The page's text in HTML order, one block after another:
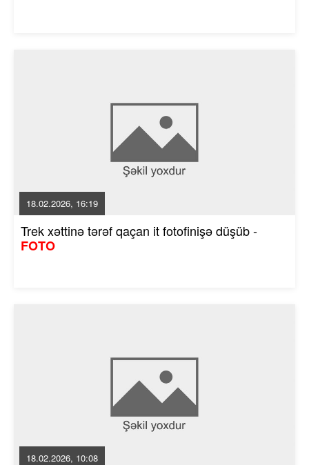
18.02.2026, 16:19
Trek xəttinə tərəf qaçan it fotofinişə düşüb -
FOTO
18.02.2026, 10:08